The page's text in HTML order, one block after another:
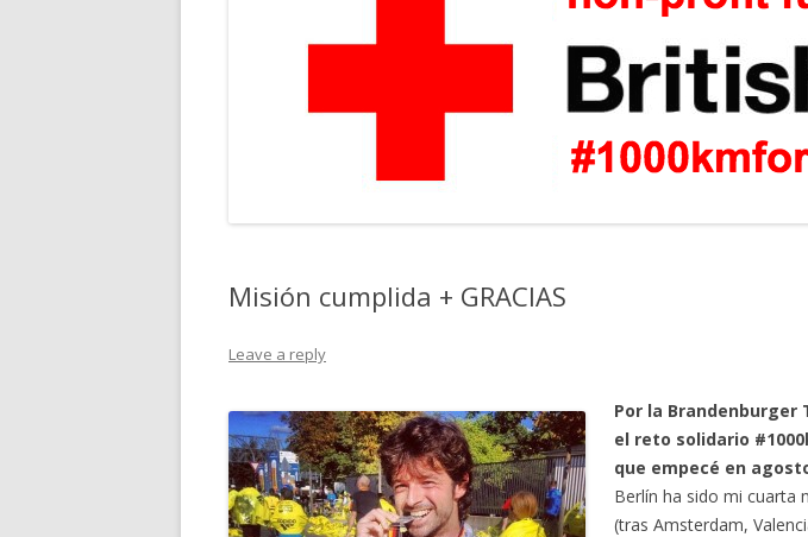
Misión cumplida + GRACIAS
Leave a reply
Por la Brandenburger
el reto solidario
que empecé en
Berlín ha sido mi cuarta
(tras Amsterdam,